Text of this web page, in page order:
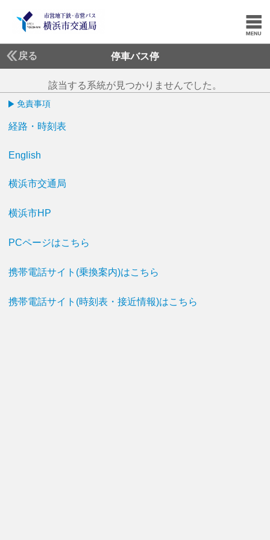
戻る 停車バス停
該当する系統が見つかりませんでした。
免責事項
経路・時刻表
English
横浜市交通局
横浜市HP
PCページはこちら
携帯電話サイト(乗換案内)はこちら
携帯電話サイト(時刻表・接近情報)はこちら